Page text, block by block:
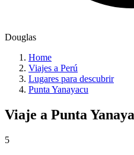
Douglas
Home
Viajes a Perú
Lugares para descubrir
Punta Yanayacu
Viaje a Punta
5